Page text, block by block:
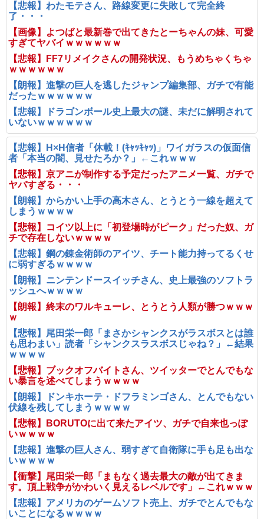
【悲報】わたモテさん、路線変更に失敗して完全終
了・・・
【画像】よつばと最新巻で出てきたとーちゃんの妹、可愛
すぎてヤバイｗｗｗｗｗｗ
【悲報】FF7リメイクさんの開発状況、もうめちゃくちゃ
ｗｗｗｗｗｗ
【朗報】進撃の巨人を逃したジャンプ編集部、ガチで有能
だったｗｗｗｗｗｗ
【悲報】ドラゴンボール史上最大の謎、未だに解明されて
いないｗｗｗｗｗｗ
【悲報】H×H信者「休載！(ｷｬｯｷｬｯ)」ワイガラスの仮面信
者「本当の闇、見せたろか？」←これｗｗｗ
【悲報】京アニが制作する予定だったアニメ一覧、ガチで
ヤバすぎる・・・
【朗報】からかい上手の高木さん、とうとう一線を超えて
しまうｗｗｗｗ
【悲報】コイツ以上に「初登場時がピーク」だった奴、ガ
チで存在しないｗｗｗｗ
【悲報】鋼の錬金術師のアイツ、チート能力持ってるくせ
に弱すぎるｗｗｗｗ
【朗報】ニンテンドースイッチさん、史上最強のソフトラ
ッシュへｗｗｗｗ
【朗報】終末のワルキューレ、とうとう人類が勝つｗｗｗ
ｗ
【悲報】尾田栄一郎「まさかシャンクスがラスボスとは誰
も思わまい」読者「シャンクスラスボスじゃね？」←結果
ｗｗｗｗ
【悲報】ブックオフバイトさん、ツイッターでとんでもな
い暴言を述べてしまうｗｗｗｗ
【朗報】ドンキホーテ・ドフラミンゴさん、とんでもない
伏線を残してしまうｗｗｗｗ
【悲報】BORUTOに出て来たアイツ、ガチで自来也っぽ
いｗｗｗｗ
【悲報】進撃の巨人さん、弱すぎて自衛隊に手も足も出な
いｗｗｗｗ
【衝撃】尾田栄一郎「まもなく過去最大の敵が出てきま
す。頂上戦争がかわいく見えるレベルです」←これｗｗｗ
【悲報】アメリカのゲームソフト売上、ガチでとんでもな
いことになるｗｗｗｗ